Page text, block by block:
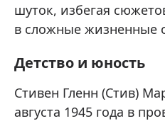
шуток, избегая
в сложные жизненные
Детство и юность
Стивен Гленн (Стив)
августа 1945 года в